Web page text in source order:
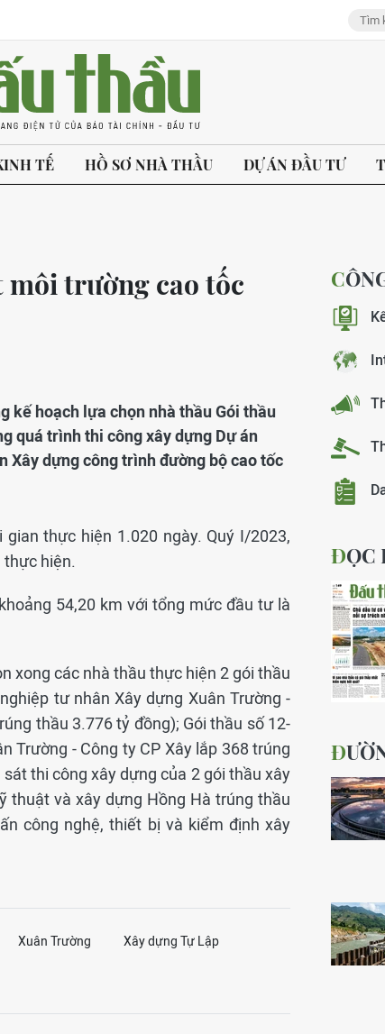
TẾ HỒ SƠ NHÀ THẦU DỰ ÁN ĐẦU TƯ
môi trường cao tốc
kế hoạch lựa chọn nhà thầu Gói thầu
quá trình thi công xây dựng Dự án
Xây dựng công trình đường bộ cao tốc
thực hiện 1.020 ngày. Quý I/2023,
thực hiện.
54,20 km với tổng mức đầu tư là
xong các nhà thầu thực hiện 2 gói thầu
tư nhân Xây dựng Xuân Trường -
thầu 3.776 tỷ đồng); Gói thầu số 12-
Trường - Công ty CP Xây lắp 368 trúng
thi công xây dựng của 2 gói thầu xây
thuật và xây dựng Hồng Hà trúng thầu
công nghệ, thiết bị và kiểm định xây
Xuân Trường Xây dựng Tự Lập